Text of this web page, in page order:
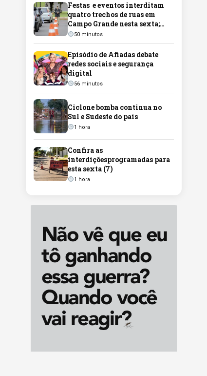
Festas e eventos interditam
quatro trechos de ruas em
Campo Grande nesta sexta;
veja os locais
50 minutos
Episódio de Afiadas debate
redes sociais e segurança
digital
56 minutos
Ciclone bomba continua no
Sul e Sudeste do país
1 hora
Confira as
interdiçõesprogramadas para
esta sexta (7)
1 hora